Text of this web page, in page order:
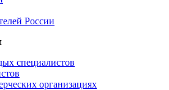
России
специалистов
организациях